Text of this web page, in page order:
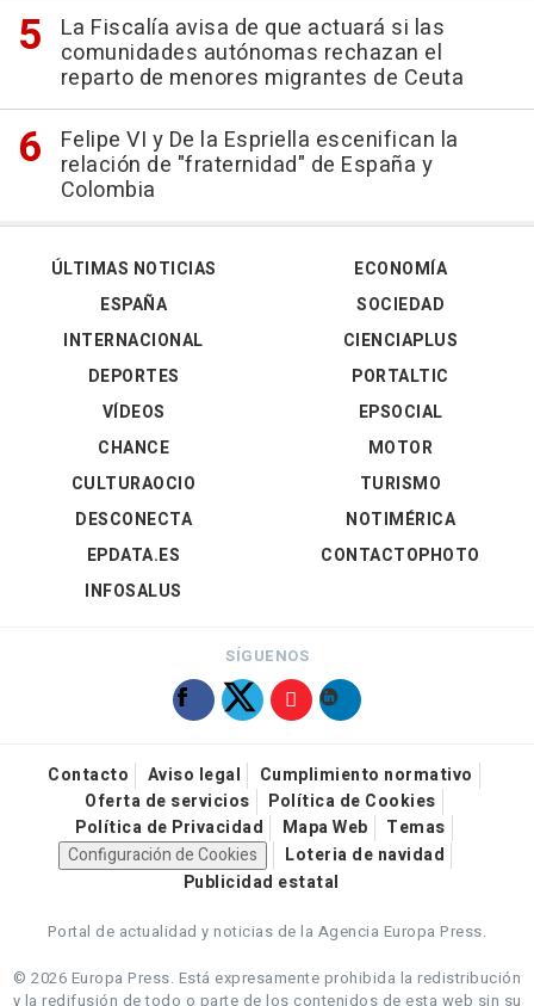
La Fiscalía avisa de que actuará si las
comunidades autónomas rechazan el
reparto de menores migrantes de Ceuta
Felipe VI y De la Espriella escenifican la
relación de "fraternidad" de España y
Colombia
ÚLTIMAS NOTICIAS
ESPAÑA
INTERNACIONAL
DEPORTES
VÍDEOS
ECONOMÍA
SOCIEDAD
CIENCIAPLUS
PORTALTIC
EPSOCIAL
CHANCE
CULTURAOCIO
DESCONECTA
EPDATA.ES
INFOSALUS
MOTOR
TURISMO
NOTIMÉRICA
CONTACTOPHOTO
SÍGUENOS
Contacto Aviso legal
Cumplimiento normativo
Oferta de servicios
Política de Cookies
Política de Privacidad
Mapa Web
Temas
Configuración de Cookies
Loteria de navidad
Publicidad estatal
Portal de actualidad y noticias de la Agencia Europa Press.
© 2026 Europa Press. Está expresamente prohibida la redistribución
y la redifusión de todo o parte de los contenidos de esta web sin su